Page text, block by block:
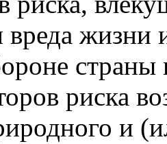
жизни
страны
риска
и